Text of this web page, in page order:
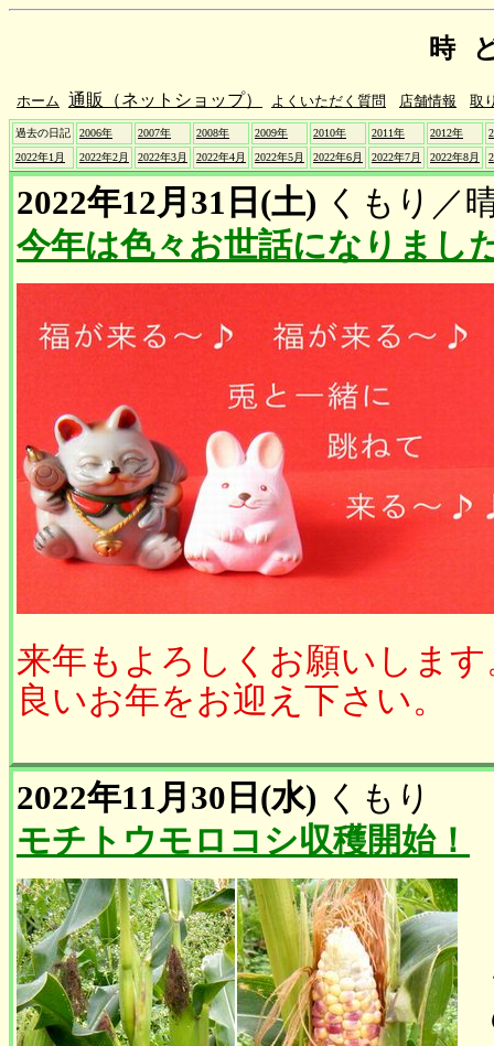
時
ホーム 通販（ネットショップ） よくいただく質問 店舗情報 取
過去の日記 2006年 2007年 2008年 2009年 2010年 2011年 2012年
2022年1月
2022年2月 2022年3月 2022年4月 2022年5月 2022年6月 2022年7月 2022年8月
2022年12月31日(土) くもり ／
今年は色々お世話になりまし
来年もよろしくお願いします
良いお年をお迎え下さい。
2022年11月30日(水) くもり
モチトウモロコシ収穫開始！